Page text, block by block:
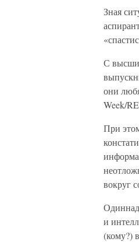
Зная
С
они
Week/
При
вокруг
и
(кому?)